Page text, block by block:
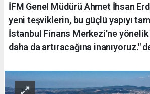
İFM Genel Müdürü Ahmet İhsan
yeni teşviklerin, bu güçlü yapıyı
İstanbul Finans Merkezi'ne
daha da artıracağına inanıyoruz."